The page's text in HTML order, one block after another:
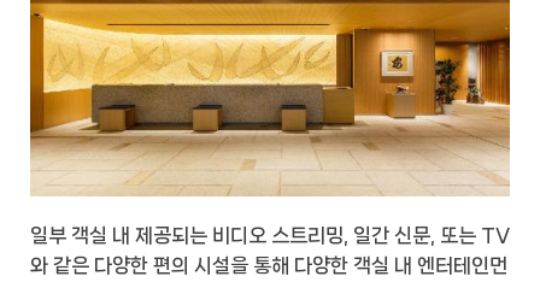
일부 객실 내 제공되는 비디오 스트리밍, 일간 신문, 또는 TV
와 같은 다양한 편의 시설을 통해 다양한 객실 내 엔터테인먼